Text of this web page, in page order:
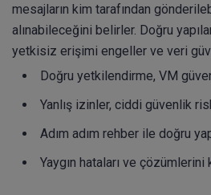
mesajların kim tarafından
alınabileceğini belirler. Doğru
yetkisiz erişimi engeller ve veri
Doğru yetkilendirme, VM
Yanlış izinler, ciddi güvenlik
Adım adım rehber ile doğru
Yaygın hataları ve çözümlerini